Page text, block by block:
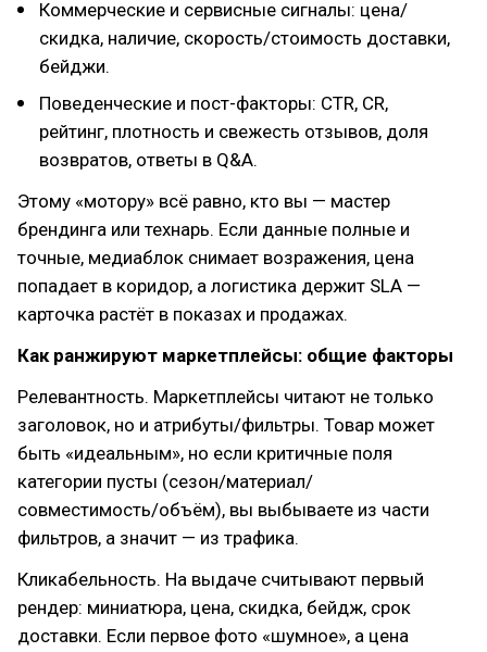
Коммерческие и сервисные сигналы: цена/
скидка, наличие, скорость/стоимость доставки,
бейджи.
Поведенческие и пост-факторы: CTR, CR,
рейтинг, плотность и свежесть отзывов, доля
возвратов, ответы в Q&A.
Этому «мотору» всё равно, кто вы — мастер
брендинга или технарь. Если данные полные и
точные, медиаблок снимает возражения, цена
попадает в коридор, а логистика держит SLA —
карточка растёт в показах и продажах.
Как ранжируют маркетплейсы: общие факторы
Релевантность. Маркетплейсы читают не только
заголовок, но и атрибуты/фильтры. Товар может
быть «идеальным», но если критичные поля
категории пусты (сезон/материал/
совместимость/объём), вы выбываете из части
фильтров, а значит — из трафика.
Кликабельность. На выдаче считывают первый
рендер: миниатюра, цена, скидка, бейдж, срок
доставки. Если первое фото «шумное», а цена